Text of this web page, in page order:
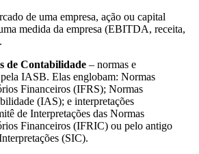
de uma empresa, ação ou capital
medida da empresa (EBITDA, receita,
de Contabilidade – normas e
IASB. Elas englobam: Normas
Financeiros (IFRS); Normas
(IAS); e interpretações
de Interpretações das Normas
Financeiros (IFRIC) ou pelo antigo
(SIC).